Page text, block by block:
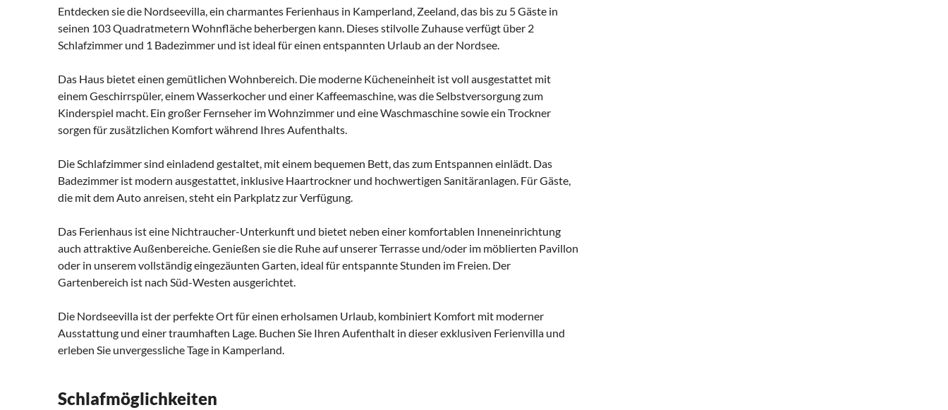
Entdecken sie die Nordseevilla, ein charmantes Ferienhaus in Kamperland, Zeeland, das bis zu 5 Gäste in
seinen 103 Quadratmetern Wohnfläche beherbergen kann. Dieses stilvolle Zuhause verfügt über 2
Schlafzimmer und 1 Badezimmer und ist ideal für einen entspannten Urlaub an der Nordsee.
Das Haus bietet einen gemütlichen Wohnbereich. Die moderne Kücheneinheit ist voll ausgestattet mit
einem Geschirrspüler, einem Wasserkocher und einer Kaffeemaschine, was die Selbstversorgung zum
Kinderspiel macht. Ein großer Fernseher im Wohnzimmer und eine Waschmaschine sowie ein Trockner
sorgen für zusätzlichen Komfort während Ihres Aufenthalts.
Die Schlafzimmer sind einladend gestaltet, mit einem bequemen Bett, das zum Entspannen einlädt. Das
Badezimmer ist modern ausgestattet, inklusive Haartrockner und hochwertigen Sanitäranlagen. Für Gäste,
die mit dem Auto anreisen, steht ein Parkplatz zur Verfügung.
Das Ferienhaus ist eine Nichtraucher-Unterkunft und bietet neben einer komfortablen Inneneinrichtung
auch attraktive Außenbereiche. Genießen sie die Ruhe auf unserer Terrasse und/oder im möblierten Pavillon
oder in unserem vollständig eingezäunten Garten, ideal für entspannte Stunden im Freien. Der
Gartenbereich ist nach Süd-Westen ausgerichtet.
Die Nordseevilla ist der perfekte Ort für einen erholsamen Urlaub, kombiniert Komfort mit moderner
Ausstattung und einer traumhaften Lage. Buchen Sie Ihren Aufenthalt in dieser exklusiven Ferienvilla und
erleben Sie unvergessliche Tage in Kamperland.
Schlafmöglichkeiten